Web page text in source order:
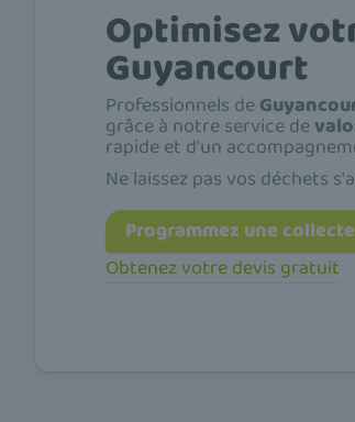
Optimisez
Guyancourt
Professionnels de
grâce à notre service de
rapide et d'un
Ne laissez pas vos déchets
Programmez une
Obtenez votre devis gratuit